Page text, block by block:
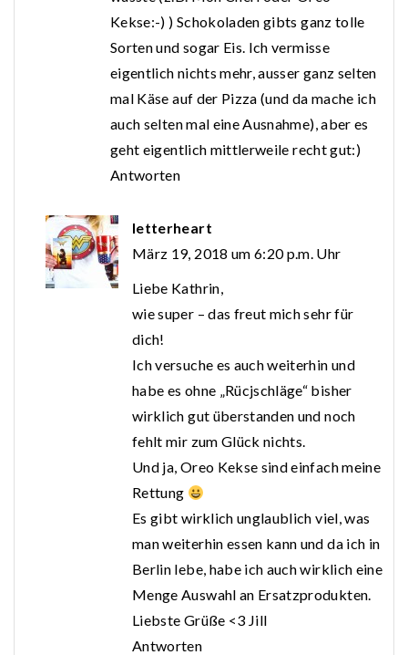
Kekse:-) ) Schokoladen gibts ganz tolle
Sorten und sogar Eis. Ich vermisse
eigentlich nichts mehr, ausser ganz selten
mal Käse auf der Pizza (und da mache ich
auch selten mal eine Ausnahme), aber es
geht eigentlich mittlerweile recht gut:)
Antworten
letterheart
März 19, 2018 um 6:20 p.m. Uhr
Liebe Kathrin,
wie super – das freut mich sehr für
dich!
Ich versuche es auch weiterhin und
habe es ohne „Rücjschläge“ bisher
wirklich gut überstanden und noch
fehlt mir zum Glück nichts.
Und ja, Oreo Kekse sind einfach meine
Rettung
Es gibt wirklich unglaublich viel, was
man weiterhin essen kann und da ich in
Berlin lebe, habe ich auch wirklich eine
Menge Auswahl an Ersatzprodukten.
Liebste Grüße <3 Jill
Antworten